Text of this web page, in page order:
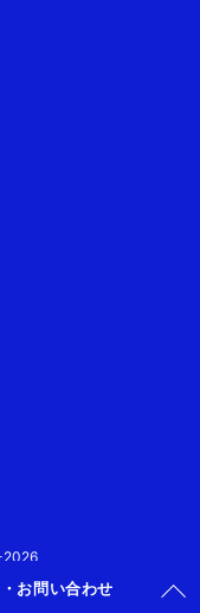
お問い合わせ
2026